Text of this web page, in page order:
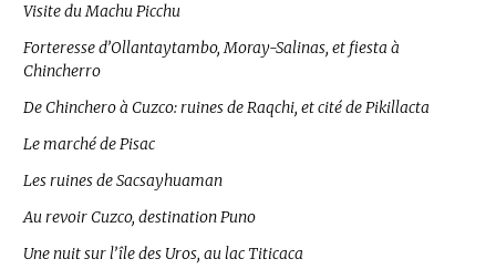
Visite du Machu Picchu
Forteresse d’Ollantaytambo, Moray-Salinas, et fiesta à
Chincherro
De Chinchero à Cuzco: ruines de Raqchi, et cité de Pikillacta
Le marché de Pisac
Les ruines de Sacsayhuaman
Au revoir Cuzco, destination Puno
Une nuit sur l’île des Uros, au lac Titicaca